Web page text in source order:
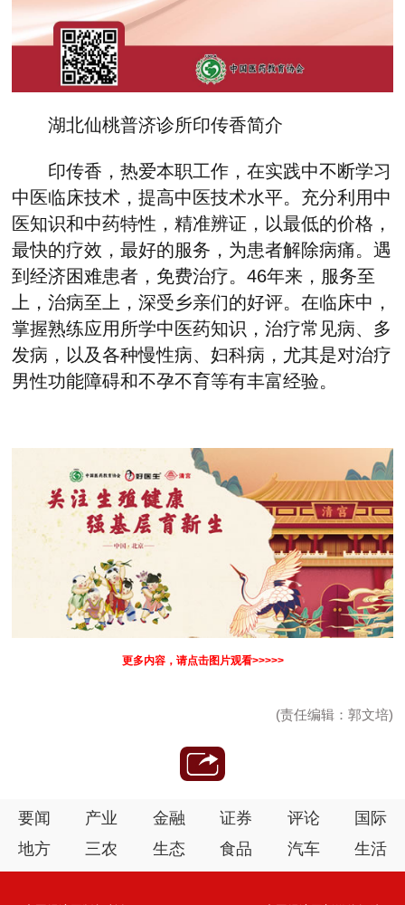
湖北仙桃普济诊所印传香简介
印传香，热爱本职工作，在实践中不断学习
中医临床技术，提高中医技术水平。充分利用中
医知识和中药特性，精准辨证，以最低的价格，
最快的疗效，最好的服务，为患者解除病痛。遇
到经济困难患者，免费治疗。46年来，服务至
上，治病至上，深受乡亲们的好评。在临床中，
掌握熟练应用所学中医药知识，治疗常见病、 多
发病，以及各种慢性病、妇科病，尤其是对治疗
男性功能障碍和不孕不育等有丰富经验。
更多内容，请点击图片观看>>>>>
(责任编辑：郭文培)
要闻 产业 金融 证券 评论
国际
地方
三农 生态 食品 汽车 生活